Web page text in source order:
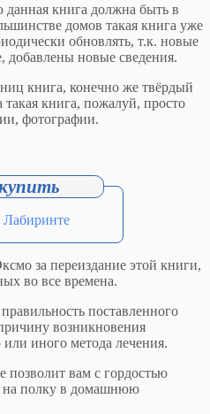
книга должна быть в
домов такая книга уже
обновлять, т.к. новые
добавлены новые сведения.
книга, конечно же твёрдый
такая книга, пожалуй, просто
фотографии.
Лабиринте
за переиздание этой книги,
во все времена.
поставленного
возникновения
или иного метода лечения.
позволит вам с гордостью
на полку в домашнюю